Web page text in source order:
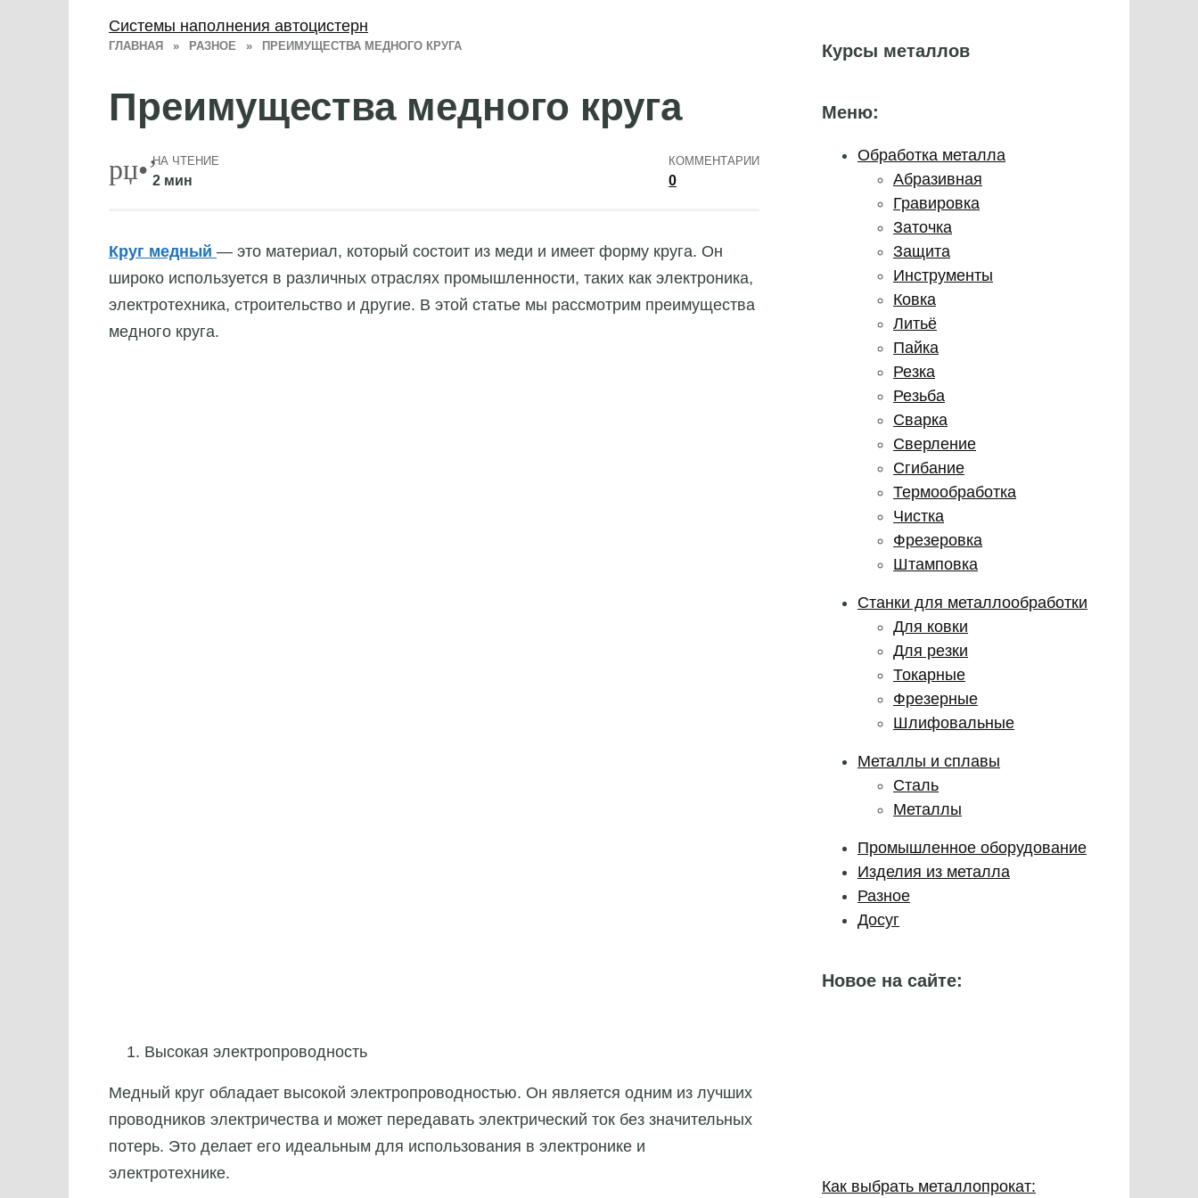
ГЛАВНАЯ » РАЗНОЕ » ПРЕИМУЩЕСТВА МЕДНОГО КРУГА
Преимущества медного круга
НА ЧТЕНИЕ
2 мин
КОММЕНТАРИИ
0
Круг медный — это материал, который состоит из меди и имеет форму круга. Он
широко используется в различных отраслях промышленности, таких как электроника,
электротехника, строительство и другие. В этой статье мы рассмотрим преимущества
медного круга.
Высокая электропроводность
Медный круг обладает высокой электропроводностью. Он является одним из лучших
проводников электричества и может передавать электрический ток без значительных
потерь. Это делает его идеальным для использования в электронике и
электротехнике.
Курсы металлов
Меню:
Обработка металла
Абразивная
Гравировка
Заточка
Защита
Инструменты
Ковка
Литьё
Пайка
Резка
Резьба
Сварка
Сверление
Сгибание
Термообработка
Чистка
Фрезеровка
Штамповка
Станки для металлообработки
Для ковки
Для резки
Токарные
Фрезерные
Шлифовальные
Металлы и сплавы
Сталь
Металлы
Промышленное оборудование
Изделия из металла
Разное
Досуг
Новое на сайте:
Как выбрать металлопрокат:
Системы наполнения автоцистерн